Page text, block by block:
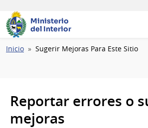
Ministerio
del Interior
Ruta
Inicio Sugerir Mejoras Para Este Sitio
Reportar errores o
mejoras